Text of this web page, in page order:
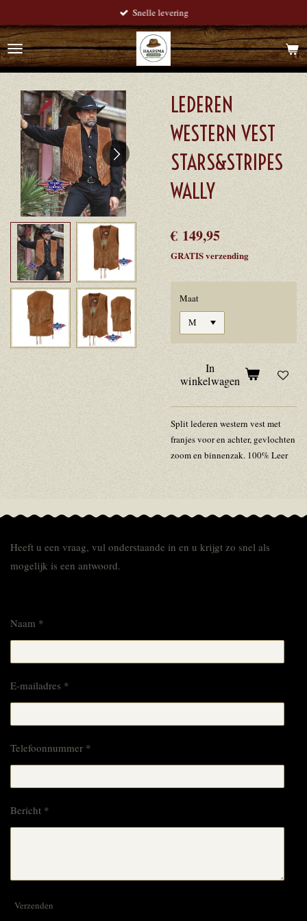
direct
naar
de
Snelle levering
LEDEREN
WESTERN VEST
STARS&STRIPES
WALLY
€ 149,95
GRATIS verzending
Maat
In
winkelwagen
Split lederen western vest met
franjes voor en achter, gevlochten
zoom en binnenzak. 100% Leer
Heeft u een vraag, vul onderstaande in en u krijgt zo snel als
mogelijk is een antwoord.
Naam *
E-mailadres *
Telefoonnummer *
Bericht *
Verzenden